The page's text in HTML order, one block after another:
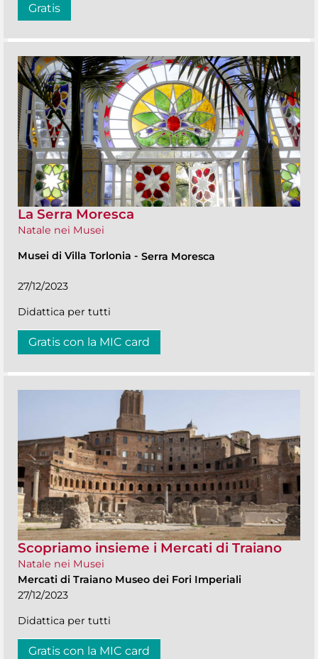
Gratis
La Serra Moresca
Natale nei Musei
Musei di Villa Torlonia - Serra Moresca
27/12/2023
Didattica per tutti
Gratis con la MIC card
Scopriamo insieme i Mercati di Traiano
Natale nei Musei
Mercati di Traiano Museo dei Fori Imperiali
27/12/2023
Didattica per tutti
Gratis con la MIC card